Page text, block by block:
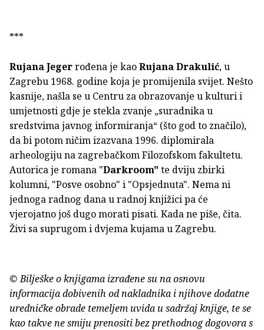
***
Rujana Jegerrođena je kaoRujana Drakulić, u
Zagrebu 1968. godine koja je promijenila svijet. Nešto
kasnije, našla se u Centru za obrazovanje u kulturi i
umjetnosti gdje je stekla zvanje „suradnika u
sredstvima javnog informiranja“ (što god to značilo),
da bi potom ničim izazvana 1996. diplomirala
arheologiju na zagrebačkom Filozofskom fakultetu.
Autorica je romana "Darkroom" te dviju zbirki
kolumni, "Posve osobno" i "Opsjednuta". Nema ni
jednoga radnog dana u radnoj knjižici pa će
vjerojatno još dugo morati pisati. Kada ne piše, čita.
Živi sa suprugom i dvjema kujama u Zagrebu.
© Bilješke o knjigama izrađene su na osnovu
informacija dobivenih od nakladnika i njihove dodatne
uredničke obrade temeljem uvida u sadržaj knjige, te se
kao takve ne smiju prenositi bez prethodnog dogovora s